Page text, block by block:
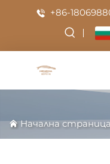
+86-
Начална страница